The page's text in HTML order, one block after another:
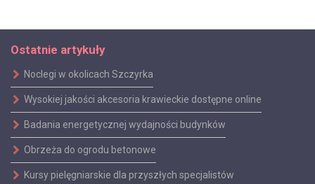
Ostatnie artykuły
Noclegi w okolicach Szczyrka
Wysokiej jakości akcesoria krawieckie dostępne online
Badania energetycznej wydajności budynków
Obrzeża do ogrodu betonowe
Kursy pielęgniarskie dla przyszłych specjalistów